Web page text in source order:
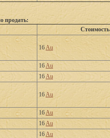
продать:
Стоимость
16Au
16Au
16Au
16Au
16Au
16Au
16Au